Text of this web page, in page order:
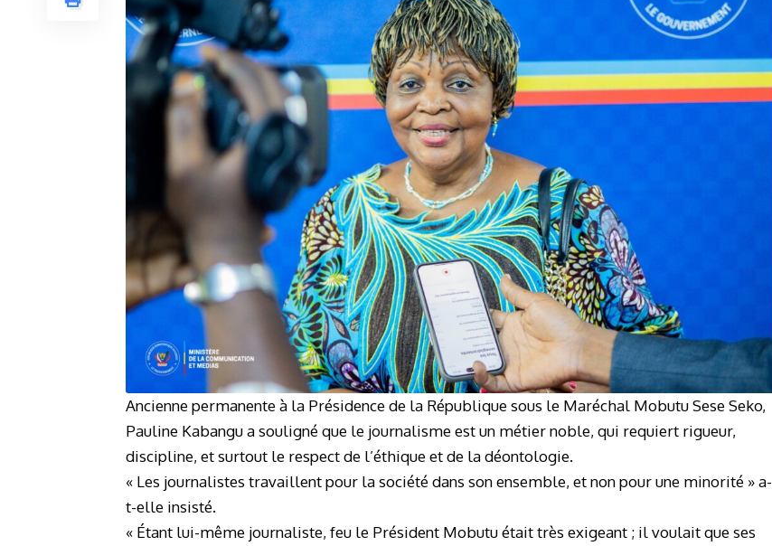
Ancienne permanente à la Présidence de la République sous le Maréchal Mobutu Sese Seko,
Pauline Kabangu a souligné que le journalisme est un métier noble, qui requiert rigueur,
discipline, et surtout le respect de l’éthique et de la déontologie.
« Les journalistes travaillent pour la société dans son ensemble, et non pour une minorité » a-
t-elle insisté.
« Étant lui-même journaliste, feu le Président Mobutu était très exigeant ; il voulait que ses